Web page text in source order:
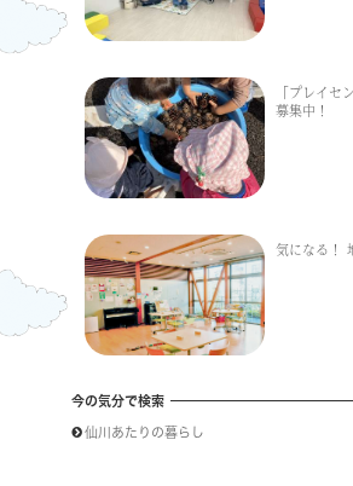
「プレイセ
募集中！
気になる！
今の気分で検索
仙川あたりの暮らし